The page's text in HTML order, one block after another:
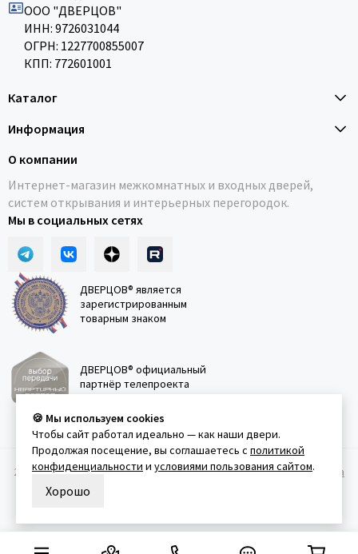
ООО "ДВЕРЦОВ"
ИНН: 9726031044
ОГРН: 1227700855007
КПП: 772601001
Каталог
Информация
О компании
Интернет-магазин межкомнатных и входных дверей,
систем открывания и интерьерных перегородок.
Мы в социальных сетях
ДВЕРЦОВ® является
зарегистрированным
товарным знаком
ДВЕРЦОВ® официальный
партнёр телепроекта
2011-2026 © Дверцов.Карта сайта Публичная оферта Политика
конфеденциальности
🍪 Мы используем cookies
Чтобы сайт работал идеально — как наши двери.
Продолжая посещение, вы соглашаетесь с политикой
конфиденциальности и условиями пользования сайтом.
Хорошо